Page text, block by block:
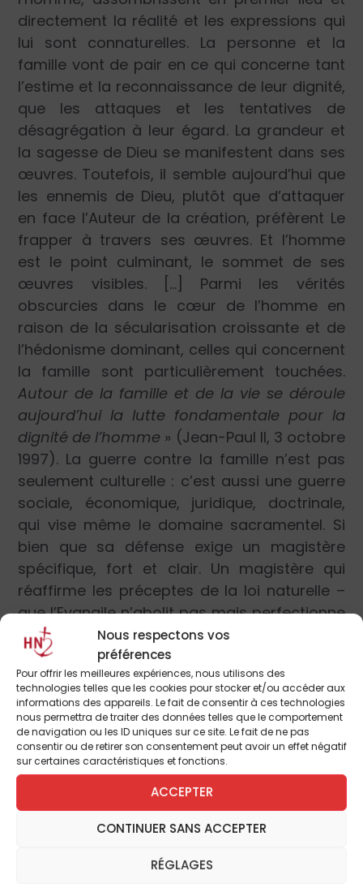
Nous respectons vos
préférences
Pour offrir les meilleures expériences, nous utilisons des
technologies telles que les cookies pour stocker et/ou accéder aux
informations des appareils. Le fait de consentir à ces technologies
nous permettra de traiter des données telles que le comportement
de navigation ou les ID uniques sur ce site. Le fait de ne pas
consentir ou de retirer son consentement peut avoir un effet négatif
sur certaines caractéristiques et fonctions.
ACCEPTER
CONTINUER SANS ACCEPTER
RÉGLAGES
directement la réalité et les expressions qui
lui sont connaturelles. La personne et la
famille vont de pair en ce qui concerne tant
l’estime et la reconnaissance de leur dignité,
que les attaques et les tentatives de
désagrégation à leur égard. La grandeur et
la sagesse de Dieu se manifestent dans ses
œuvres. Toutefois, il semble aujourd’hui que
les ennemis de Dieu, plutôt que d’attaquer
en face l’Auteur de la création, préfèrent Le
frapper à travers ses œuvres. Et l’homme
est le point culminant, le sommet de ses
œuvres visibles. […] Parmi les vérités
obscurcies dans le cœur de l’homme en
raison de la sécularisation croissante et de
l’hédonisme dominant, celles qui concernent
la famille sont particulièrement touchées.
Autour de la famille et de la vie se déroule
aujourd’hui la lutte fondamentale pour la
dignité de l’homme » (Jean-Paul II, 3 octobre
1997). La guerre contre la famille n’est pas
seulement culturelle : c’est aussi une guerre
sociale, économique, juridique, doctrinale,
qui vise même le domaine sacramentel. Si
bien que sa défense exige un magistère
spécifique, fort et clair. Un magistère qui
réaffirme les préceptes de la loi naturelle –
que l’Evangile n’abolit pas mais perfectionne
– et qui conduise les catholiques à la
nécessaire défense de la famille, qui leur
revient, en outre, en raison de leur
responsabilité concernant le bien commun
de la société et de tous ceux qui la
composent.
La réflexion profonde à laquelle se livre
actuellement l’Eglise au sujet de la famille,
avec deux Synodes consacrés à ce thème,
représente le nœud du moment historique